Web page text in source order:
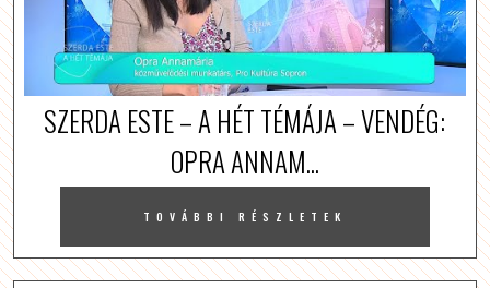
SZERDA ESTE – A HÉT TÉMÁJA – VENDÉG:
OPRA ANNAM...
TOVÁBBI RÉSZLETEK